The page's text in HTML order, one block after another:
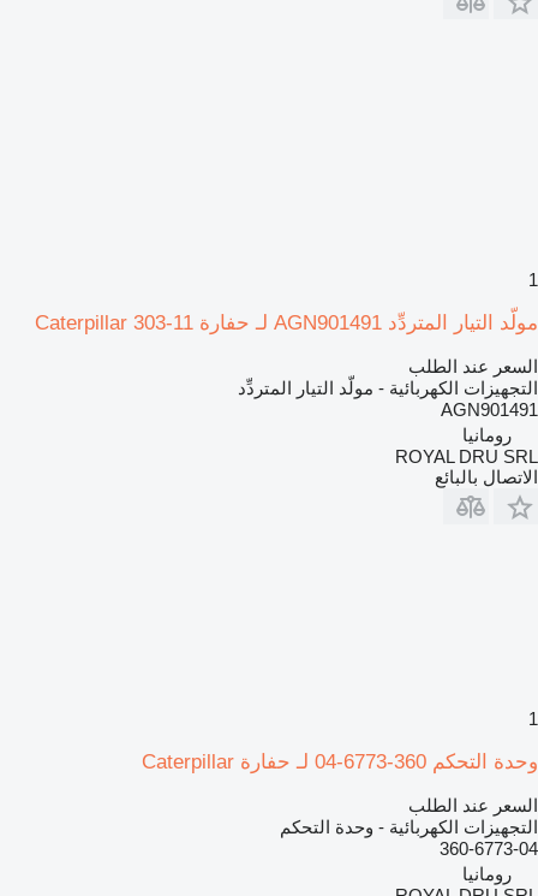
1
مولّد التيار المتردِّد AGN901491 لـ حفارة Caterpillar 303-11
السعر عند الطلب
التجهيزات الكهربائية - مولّد التيار المتردِّد
AGN901491
رومانيا
ROYAL DRU SRL
الاتصال بالبائع
1
وحدة التحكم 360-6773-04 لـ حفارة Caterpillar
السعر عند الطلب
التجهيزات الكهربائية - وحدة التحكم
360-6773-04
رومانيا